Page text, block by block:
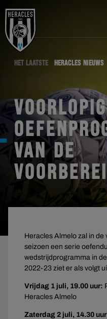
HET LAATSTE HERACLES NIEUWS
VAN DE
Heracles Almelo zal in
seizoen een serie
wedstrijdprogramma in
2022-23 ziet er als volgt
Vrijdag 1 juli, 19.00 uur:
Heracles Almelo
Zaterdag 2 juli, 14.30